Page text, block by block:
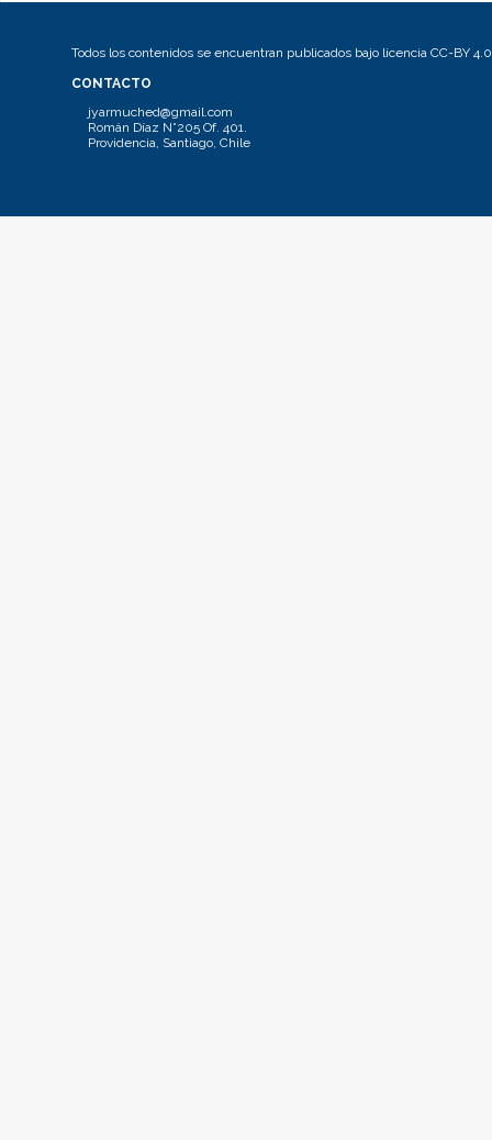
Todos los contenidos se encuentran publicados bajo licencia CC-BY 4.0
CONTACTO
jyarmuched@gmail.com
Román Díaz N°205 Of. 401.
Providencia, Santiago, Chile